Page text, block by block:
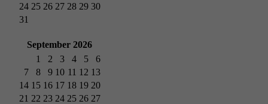
24 25 26 27 28 29 30
31
September 2026
1
2 3 4 5
6
7
8 9 10 11 12 13
14 15 16 17 18 19 20
21 22 23 24 25 26 27